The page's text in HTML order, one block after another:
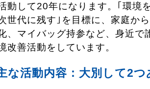
動して20年になります。｢環境
世代に残す｣を目標に、家庭か
、マイバッグ持参など、身近で
改善活動をしています。
な活動内容：大別して2